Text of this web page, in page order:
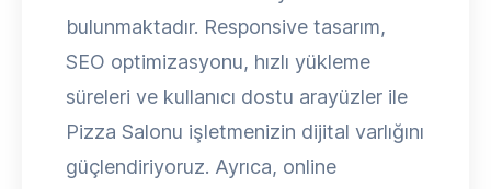
bulunmaktadır. Responsive tasarım,
SEO optimizasyonu, hızlı yükleme
süreleri ve kullanıcı dostu arayüzler ile
Pizza Salonu işletmenizin dijital varlığını
güçlendiriyoruz. Ayrıca, online